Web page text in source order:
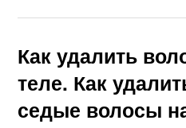
Как удалить
теле. Как
седые волосы